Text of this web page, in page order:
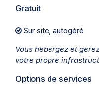
Gratuit
Sur site, autogéré
Vous hébergez et
votre propre
Options de services